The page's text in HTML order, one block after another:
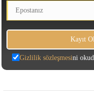
Gizlilik sözleşmesini